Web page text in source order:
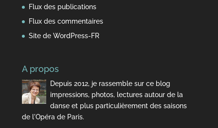
Flux des publications
Flux des commentaires
Site de WordPress-FR
A propos
Depuis 2012, je rassemble sur ce blog
impressions, photos, lectures autour de la
danse et plus particulièrement des saisons
de l'Opéra de Paris.